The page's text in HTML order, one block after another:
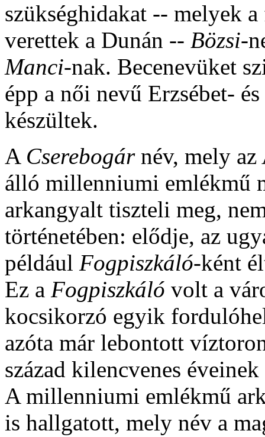
szükséghidakat -- melyek
verettek a Dunán -- Bözsi-
Manci-nak. Becenevüket
épp a női nevű Erzsébet-
készültek.
A Cserebogárnév, mely az
álló millenniumi emlékmű
arkangyalt tiszteli meg,
történetében: elődje, az
például Fogpiszkáló-ként
Ez a Fogpiszkáló volt a
kocsikorzó egyik
azóta már lebontott
század kilencvenes
A millenniumi emlékmű
is hallgatott, mely név a